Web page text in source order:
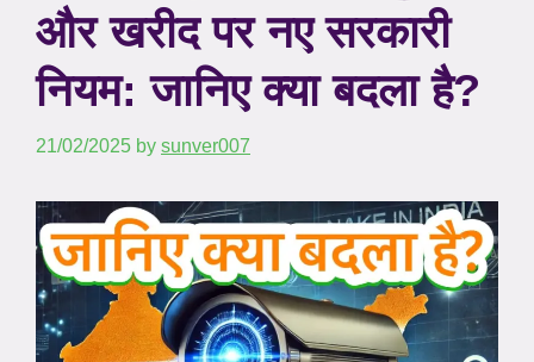
और खरीद पर नए सरकारी
नियम: जानिए क्या बदला है?
21/02/2025 by sunver007